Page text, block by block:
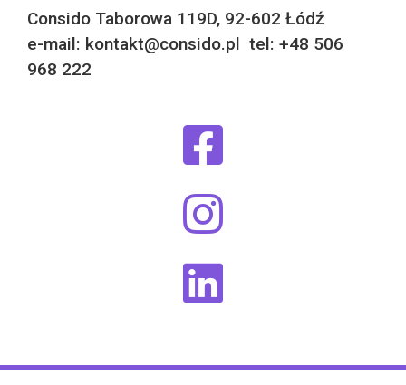
Consido Taborowa 119D, 92-602 Łódź
e-mail: kontakt@consido.pl tel: +48 506
968 222